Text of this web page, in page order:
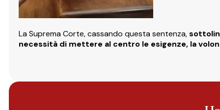
La Suprema Corte, cassando questa sentenza,
necessità di mettere al centro le esigenze, la